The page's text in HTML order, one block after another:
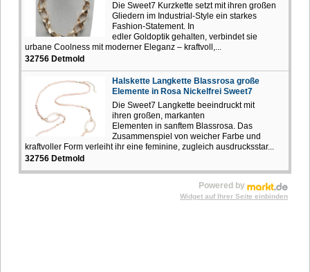
Die Sweet7 Kurzkette setzt mit ihren großen
Gliedern im Industrial-Style ein starkes
Fashion-Statement. In
edler Goldoptik gehalten, verbindet sie
urbane Coolness mit moderner Eleganz – kraftvoll,...
32756 Detmold
Halskette Langkette Blassrosa große
Elemente in Rosa Nickelfrei Sweet7
Die Sweet7 Langkette beeindruckt mit
ihren großen, markanten
Elementen in sanftem Blassrosa. Das
Zusammenspiel von weicher Farbe und
kraftvoller Form verleiht ihr eine feminine, zugleich ausdrucksstar...
32756 Detmold
Powered by
Widget auf Ihrer Seite einbinden